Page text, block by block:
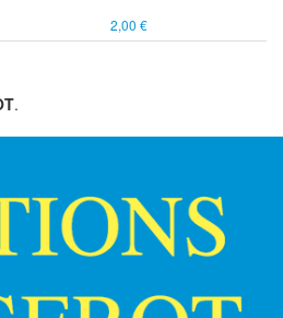
2,00 €
.